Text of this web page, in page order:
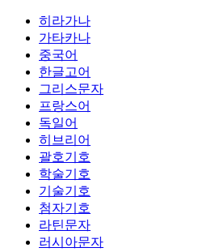
히라가나
가타카나
중국어
한글고어
그리스문자
프랑스어
독일어
히브리어
괄호기호
학술기호
기술기호
첨자기호
라틴문자
러시아문자